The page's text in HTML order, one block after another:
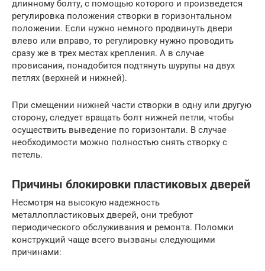
длинному болту, с помощью которого и произведется
регулировка положения створки в горизонтальном
положении. Если нужно немного продвинуть двери
влево или вправо, то регулировку нужно проводить
сразу же в трех местах крепления. А в случае
провисания, понадобится подтянуть шурупы на двух
петлях (верхней и нижней).
При смещении нижней части створки в одну или другую
сторону, следует вращать болт нижней петли, чтобы
осуществить выведение по горизонтали. В случае
необходимости можно полностью снять створку с
петель.
Причины блокировки пластиковых дверей
Несмотря на высокую надежность
металлопластиковых дверей, они требуют
периодического обслуживания и ремонта. Поломки
конструкций чаще всего вызваны следующими
причинами: